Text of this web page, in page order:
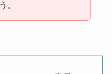
。